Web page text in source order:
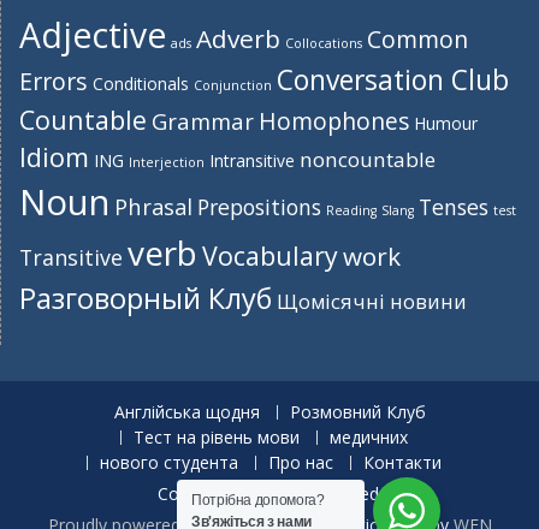
Adjective ads Adverb Collocations Common
Errors Conditionals Conjunction Conversation Club
Countable Grammar Homophones Humour
Idiom ING Interjection Intransitive noncountable
Noun Phrasal Prepositions Reading Slang Tenses test
Transitive verb Vocabularywork
Разговорный Клуб Щомісячні новини
Англійська щодня
Розмовний Клуб
Тест на рівень мови
медичних
нового студента
Про нас
Контакти
Copyright. All rights reserved.
Потрібна допомога?
Зв'яжіться з нами